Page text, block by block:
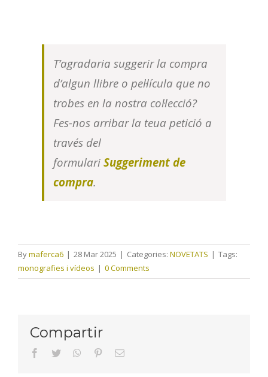
T’agradaria suggerir la compra
d’algun llibre o pel·lícula que no
trobes en la nostra col·lecció?
Fes-nos arribar la teua petició a
través del
formulari Suggeriment de
compra.
Bymaferca6 | 28 Mar 2025 | Categories: NOVETATS | Tags:
monografies i vídeos | 0 Comments
Compartir
facebooktwitter whatsapppinterestEmail